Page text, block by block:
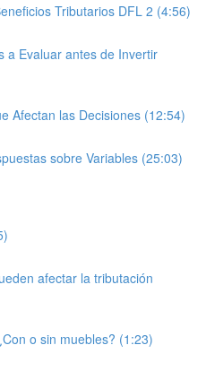
Tributarios DFL 2 (4:56)
a Evaluar antes de Invertir
Afectan las Decisiones (12:54)
sobre Variables (25:03)
afectar la tributación
o sin muebles? (1:23)